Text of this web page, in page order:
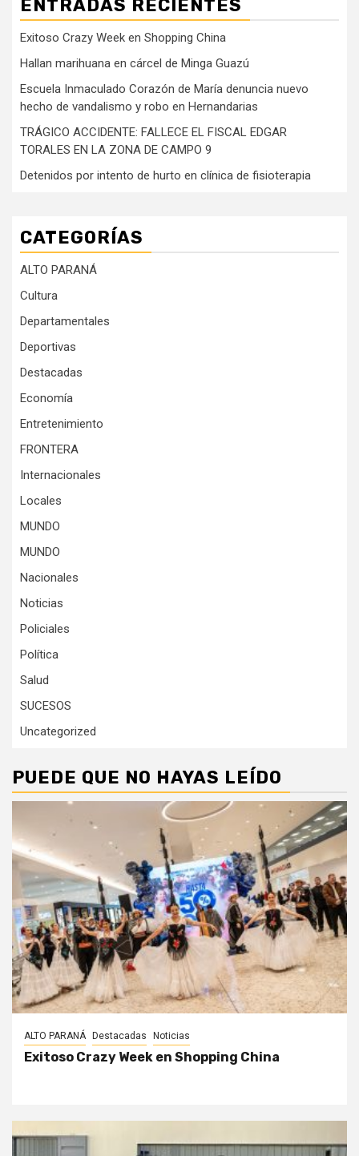
ENTRADAS RECIENTES
Exitoso Crazy Week en Shopping China
Hallan marihuana en cárcel de Minga Guazú
Escuela Inmaculado Corazón de María denuncia nuevo
hecho de vandalismo y robo en Hernandarias
TRÁGICO ACCIDENTE: FALLECE EL FISCAL EDGAR
TORALES EN LA ZONA DE CAMPO 9
Detenidos por intento de hurto en clínica de fisioterapia
CATEGORÍAS
ALTO PARANÁ
Cultura
Departamentales
Deportivas
Destacadas
Economía
Entretenimiento
FRONTERA
Internacionales
Locales
MUNDO
MUNDO
Nacionales
Noticias
Policiales
Política
Salud
SUCESOS
Uncategorized
PUEDE QUE NO HAYAS LEÍDO
ALTO PARANÁ Destacadas Noticias
Exitoso Crazy Week en Shopping China